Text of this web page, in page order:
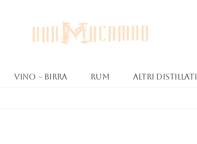
Vino ~ Birra Rum Altri Distillati